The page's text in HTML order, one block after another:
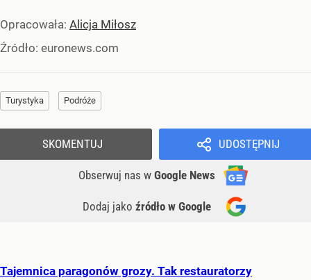
Opracowała: Alicja Miłosz
Źródło: euronews.com
Turystyka Podróże
UDOSTĘPNIJ
Obserwuj nas w Google News
Dodaj jako źródło w Google
SKOMENTUJ
Tajemnica paragonów grozy. Tak restauratorzy